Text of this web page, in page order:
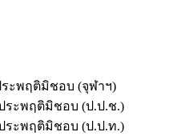
ระพฤติมิชอบ (จุฬาฯ)
ระพฤติมิชอบ (ป.ป.ช.)
ระพฤติมิชอบ (ป.ป.ท.)